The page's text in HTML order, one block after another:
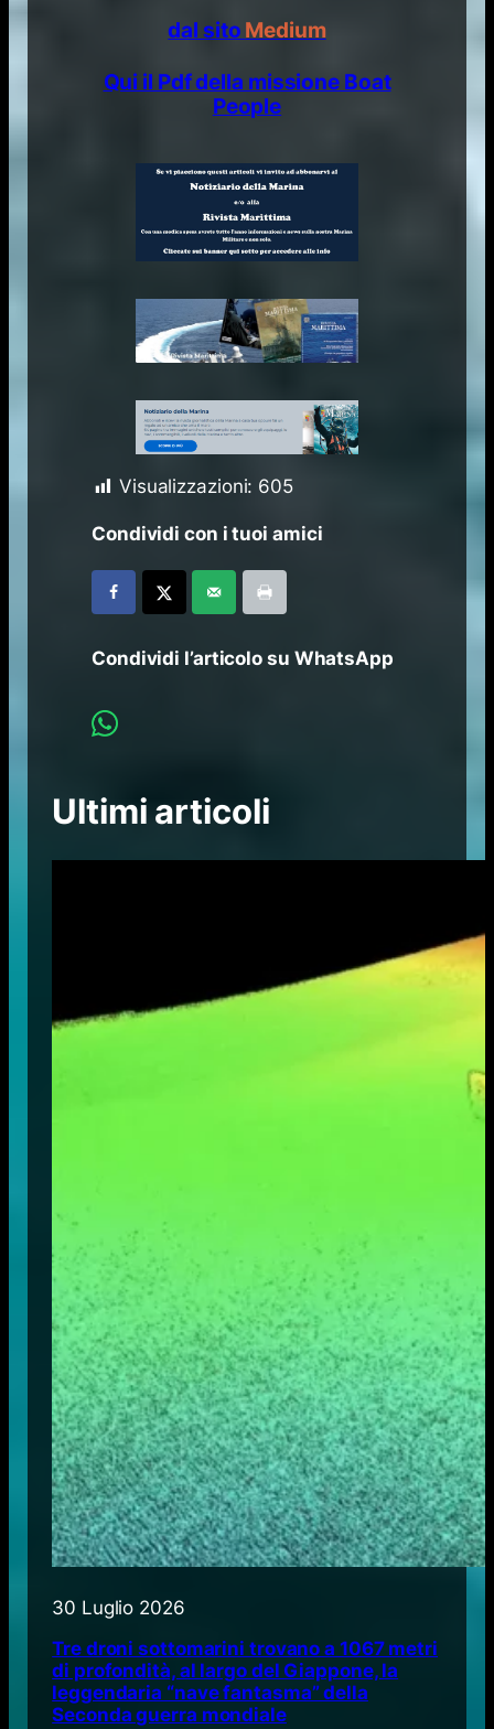
dal sito Medium
Qui il Pdf della missione Boat
People
Visualizzazioni: 605
Condividi con i tuoi amici
Condividi l’articolo su WhatsApp
Ultimi articoli
30 Luglio 2026
Tre droni sottomarini trovano a 1067 metri
di profondità, al largo del Giappone, la
leggendaria “nave fantasma” della
Seconda guerra mondiale